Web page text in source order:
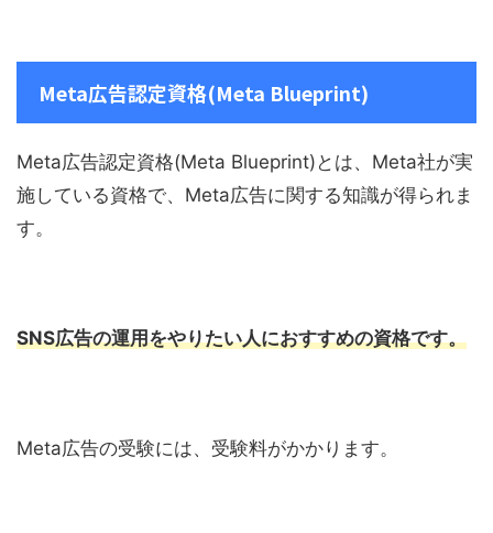
Meta広告認定資格(Meta Blueprint)
Meta広告認定資格(Meta Blueprint)とは、Meta社が実
施している資格で、Meta広告に関する知識が得られま
す。
SNS広告の運用をやりたい人におすすめの資格です。
Meta広告の受験には、受験料がかかります。